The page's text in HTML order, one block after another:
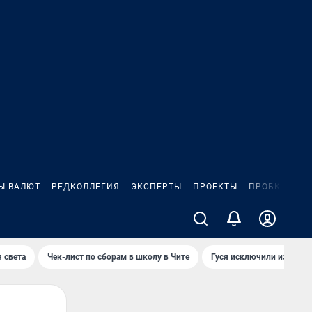
ВАЛЮТ РЕДКОЛЛЕГИЯ ЭКСПЕРТЫ ПРОЕКТЫ ПРОБКИ
света Чек-лист по сборам в школу в Чите Гуся исключили из